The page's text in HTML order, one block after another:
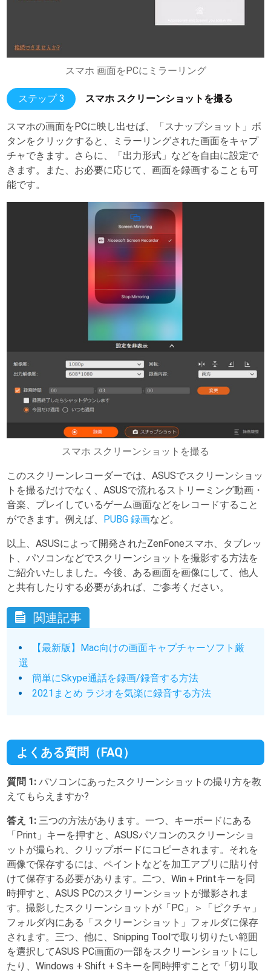
スマホ 画面をPCにミラーリング
ステップ 3 スマホ スクリーンショットを撮る
スマホの画面をPCに映し出せば、「スナップショット」ボ
タンをクリックすると、ミラーリングされた画面をキャプ
チャできます。さらに、「出力形式」などを自由に設定で
きます。また、お必要に応じて、画面を録画することも可
能です。
スマホ スクリーンショットを撮る
このスクリーンレコーダーでは、ASUSでスクリーンショッ
トを撮るだけでなく、ASUSで流れるストリーミング動画・
音楽、プレイしているゲーム画面などをレコードすること
ができます。例えば、 PUBG 録画など。
以上、ASUSによって開発されたZenFoneスマホ、タブレッ
ト、パソコンなどでスクリーンショットを撮影する方法を
ご紹介いたしました。今後、ある画面を画像にして、他人
と共有したりする必要があれば、ご参考ください。
関連記事
【最新版】Mac向けの画面キャプチャーソフト厳
選
簡単にSkype通話を録画/録音する方法
2021まとめ ラジオを気楽に録音する方法
よくある質問（FAQ）
質問 1: パソコンにあったスクリーンショットの撮り方を教
えてもらえますか?
答え 1: 三つの方法があります。一つ、キーボードにある
「Print」キーを押すと、ASUSパソコンのスクリーンショ
ットが撮られ、クリップボードにコピーされます。それを
画像で保存するには、ペイントなどを加工アプリに貼り付
けて保存する必要があります。二つ、Win＋Printキーを同
時押すと、ASUS PCのスクリーンショットが撮影されま
す。撮影したスクリーンショットが「PC」＞「ピクチャ」
フォルダ内にある「スクリーンショット」フォルダに保存
されます。三つ、他に、Snipping Toolで取り切りたい範囲
を選択してASUS PC画面の一部をスクリーンショットにし
たり、Windows + Shift + Sキーを同時押すことで「切り取